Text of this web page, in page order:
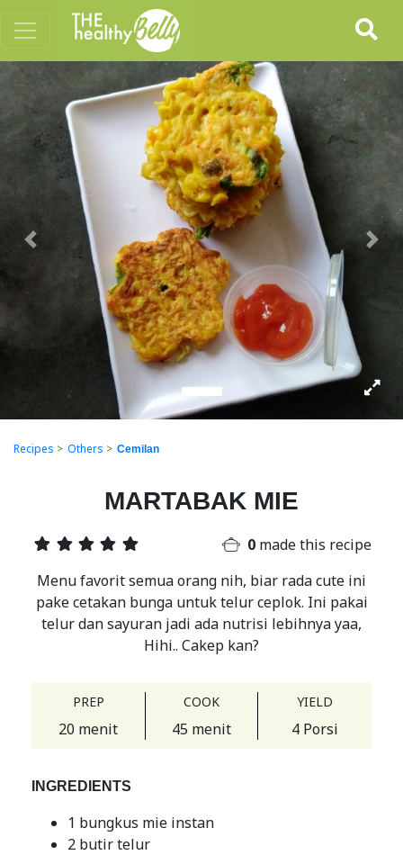
Previous Next
Recipes > Others > Cemilan
MARTABAK MIE
0 made this recipe
Menu favorit semua orang nih, biar rada cute ini
pake cetakan bunga untuk telur ceplok. Ini pakai
telur dan sayuran jadi ada nutrisi lebihnya yaa,
Hihi.. Cakep kan?
PREP
20 menit
COOK
45 menit
YIELD
4 Porsi
INGREDIENTS
1 bungkus mie instan
2 butir telur